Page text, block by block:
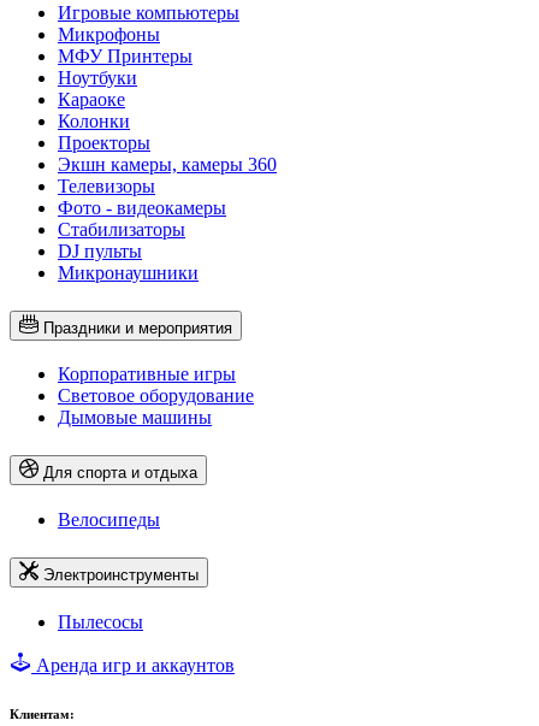
Игровые компьютеры
Микрофоны
МФУ Принтеры
Ноутбуки
Караоке
Колонки
Проекторы
Экшн камеры, камеры 360
Телевизоры
Фото - видеокамеры
Стабилизаторы
DJ пульты
Микронаушники
Праздники и мероприятия
Корпоративные игры
Световое оборудование
Дымовые машины
Для спорта и отдыха
Велосипеды
Электроинструменты
Пылесосы
Аренда игр и аккаунтов
Клиентам: